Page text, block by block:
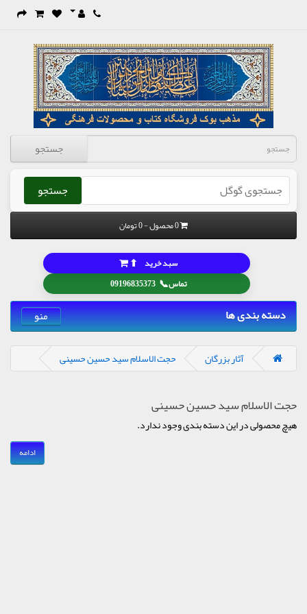
جستجو
جستجو
0 محصول - 0 تومان
تماس📞
09196835373
سبد خرید ⬆
دسته بندی ها منو
آثار بزرگان حجت الاسلام سید حسین حسینی
حجت الاسلام سید حسین حسینی
هیچ محصولی در این دسته بندی وجود ندارد.
ادامه